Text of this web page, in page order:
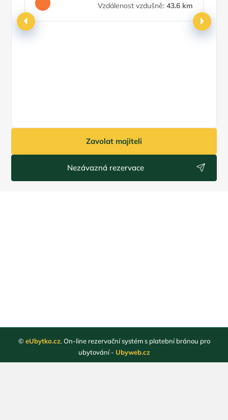
Vzdálenost vzdušně: 43.6 km
Zavolat majiteli
Nezávazná rezervace
© eUbytko.cz. On-line rezervační systém s platební bránou pro
ubytování - Ubyweb.cz